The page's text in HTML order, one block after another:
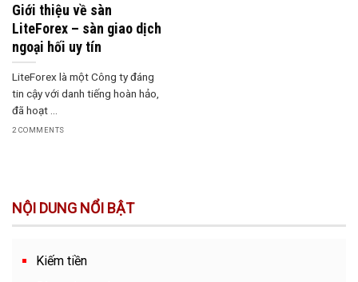
Giới thiệu về sàn
LiteForex – sàn giao dịch
ngoại hối uy tín
LiteForex là một Công ty đáng
tin cậy với danh tiếng hoàn hảo,
đã hoạt ...
2 COMMENTS
NỘI DUNG NỔI BẬT
Kiếm tiền